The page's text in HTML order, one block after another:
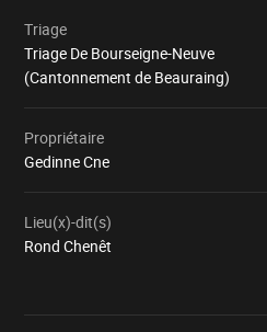
Triage
Triage De Bourseigne-Neuve
(Cantonnement de Beauraing)
Propriétaire
Gedinne Cne
Lieu(x)-dit(s)
Rond Chenêt